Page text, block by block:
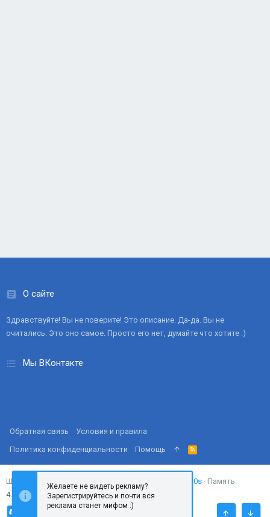
О сайте
Здравствуйте! Вы не поверите! Это описание. Да-да. Вы не
очитались. Это оно самое. Просто его нет, думайте что хотите :)
Мы ВКонтакте
Обратная связь
Условия и правила
Политика конфиденциальности
Помощь
R
S
S
Ширина 0.0310s
Память
4.37MB
Желаете не видеть рекламу?
Зарегистрируйтесь и почти вся
реклама станет мифом :)